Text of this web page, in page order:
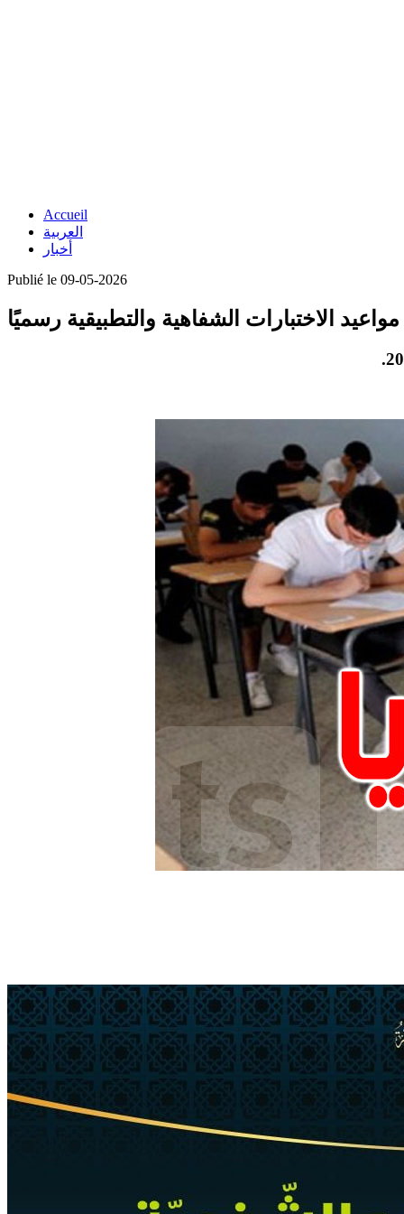
Accueil
العربية
أخبار
Publié le 09-05-2026
الاختبارات الشفاهية والتطبيقية رسميًا
.